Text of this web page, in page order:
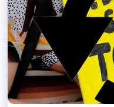
15/04/2026
Terugkijken
tussen